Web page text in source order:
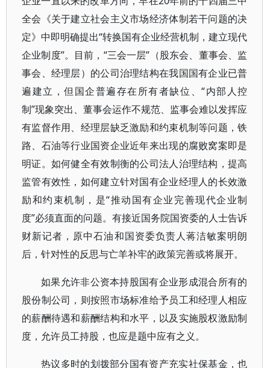
全会《关于建立社会主义市场经济体制若干问题的决
定》中即明确提出“转换国有企业经营机制，建立现代
企业制度”。目前，“三会一层”（股东会、董事会、监
事会、经理层）的公司治理结构在我国国有企业已普
遍建立，但国企普遍存在所有者缺位、“内部人控
制”现象突出、董事会运作不规范、监事会难以发挥应
有监督作用、经理层缺乏激励和约束机制等问题，铁
路、石油等行业国资企业近年来出现的腐败窝案即是
明证。如何健全有效制衡的公司法人治理结构，提高
监管有效性，如何建立针对国有企业经理人的长效激
励和约束机制，是“推动国有企业完善现代企业制
度”必须直面的问题。有接近国务院国资委的人士告诉
财新记者，原中石油和国资委负责人蒋洁敏案明朗
后，针对性的反思与亡羊补牢的政策完善或将展开。
如果允许非公资本持股国有企业形成混合所有的
股份制公司，则按照市场标准给予员工和经理人相应
的薪酬待遇和薪酬结构和水平，以及实施股权激励制
度，允许员工持股，也应是题中应有之义。
热议多时的划拨部分国有资产充实社保基金，也